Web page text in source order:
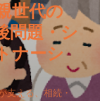
世代の
問題・シ
ナーシ
支える、相続・